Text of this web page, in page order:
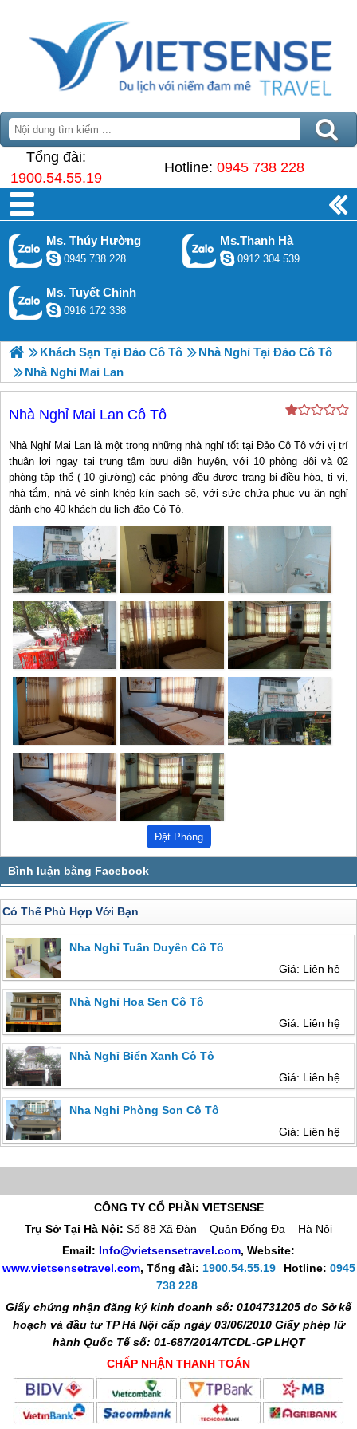
Tổng đài:
1900.54.55.19
Hotline: 0945 738 228
Ms. Thúy Hường
0945 738 228
Ms.Thanh Hà
0912 304 539
Ms. Tuyết Chinh
0916 172 338
Khách Sạn Tại Đảo Cô Tô
Nhà Nghỉ Tại Đảo Cô Tô
Nhà Nghỉ Mai Lan
Nhà Nghỉ Mai Lan Cô Tô
Nhà Nghỉ Mai Lan là một trong những nhà nghỉ tốt tại Đảo Cô Tô với vị trí
thuận lợi ngay tại trung tâm bưu điện huyện, với 10 phòng đôi và 02
phòng tập thể ( 10 giường) các phòng đều được trang bị điều hòa, ti vi,
nhà tắm, nhà vệ sinh khép kín sạch sẽ, với sức chứa phục vụ ăn nghỉ
dành cho 40 khách du lịch đảo Cô Tô.
Có Thể Phù Hợp Với Bạn
Nha Nghỉ Tuấn Duyên Cô Tô
Giá: Liên hệ
Nhà Nghỉ Hoa Sen Cô Tô
Giá: Liên hệ
Nhà Nghỉ Biển Xanh Cô Tô
Giá: Liên hệ
Nha Nghi Phòng Son Cô Tô
Giá: Liên hệ
CÔNG TY CỔ PHẦN VIETSENSE
Trụ Sở Tại Hà Nội: Số 88 Xã Đàn – Quận Đống Đa – Hà Nội
Email: Info@vietsensetravel.com, Website:
www.vietsensetravel.com, Tổng đài: 1900.54.55.19 Hotline: 0945
738 228
Giấy chứng nhận đăng ký kinh doanh số: 0104731205 do Sở kế
hoạch và đầu tư TP Hà Nội cấp ngày 03/06/2010 Giấy phép lữ
hành Quốc Tế số: 01-687/2014/TCDL-GP LHQT
CHẤP NHẬN THANH TOÁN